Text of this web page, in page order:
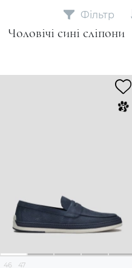
Чоловічі сині сліпони
Фільтр
46 47